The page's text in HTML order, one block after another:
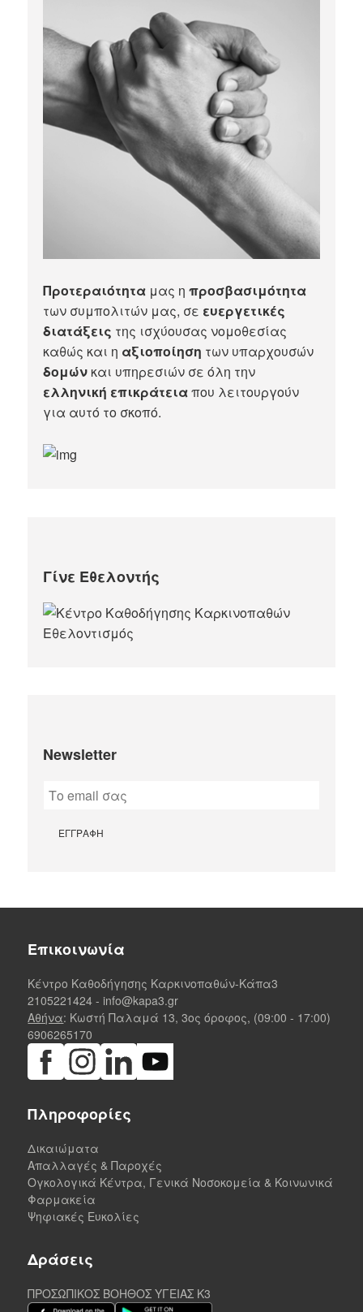
Προτεραιότητα μας ηπροσβασιμότητα
των συμπολιτών μας, σε ευεργετικές
διατάξεις της ισχύουσας νομοθεσίας
καθώς και η αξιοποίηση των υπαρχουσών
δομών και υπηρεσιών σε όλη την
ελληνική επικράτειαπου λειτουργούν
για αυτό το σκοπό.​
Γίνε Εθελοντής
Newsletter
Επικοινωνία
Κέντρο Καθοδήγησης Καρκινοπαθών-Κάπα3
2105221424 - info@kapa3.gr
Αθήνα: Κωστή Παλαμά 13, 3ος όροφος, (09:00 - 17:00)
6906265170
Πληροφορίες
Δικαιώματα
Απαλλαγές & Παροχές
Ογκολογικά Κέντρα, Γενικά Νοσοκομεία & Κοινωνικά
Φαρμακεία
Ψηφιακές Ευκολίες
Δράσεις
ΠΡΟΣΩΠΙΚΟΣ ΒΟΗΘΟΣ ΥΓΕΙΑΣ K3